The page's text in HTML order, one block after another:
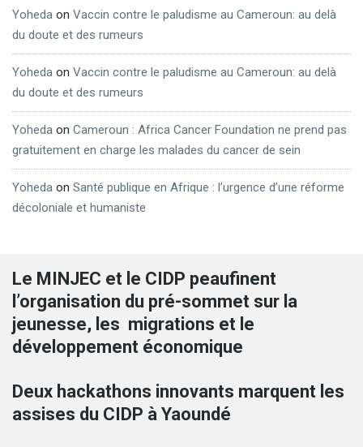
Yoheda on Vaccin contre le paludisme au Cameroun: au delà
du doute et des rumeurs
Yoheda on Vaccin contre le paludisme au Cameroun: au delà
du doute et des rumeurs
Yoheda on Cameroun : Africa Cancer Foundation ne prend pas
gratuitement en charge les malades du cancer de sein
Yoheda on Santé publique en Afrique : l’urgence d’une réforme
décoloniale et humaniste
Le MINJEC et le CIDP peaufinent
l’organisation du pré-sommet sur la
jeunesse, les migrations et le
développement économique
Deux hackathons innovants marquent les
assises du CIDP à Yaoundé